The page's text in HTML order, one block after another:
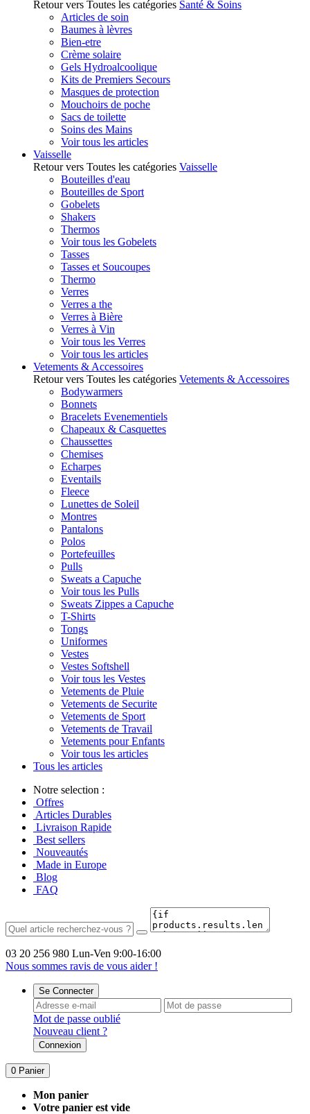
Retour vers Toutes les catégories Santé & Soins
Articles de soin
Baumes à lèvres
Bien-etre
Crème solaire
Gels Hydroalcoolique
Kits de Premiers Secours
Masques de protection
Mouchoirs de poche
Sacs de toilette
Soins des Mains
Voir tous les articles
Vaisselle
Retour vers Toutes les catégories Vaisselle
Bouteilles d'eau
Bouteilles de Sport
Gobelets
Shakers
Thermos
Voir tous les Gobelets
Tasses
Tasses et Soucoupes
Thermo
Verres
Verres a the
Verres à Bière
Verres à Vin
Voir tous les Verres
Voir tous les articles
Vetements & Accessoires
Retour vers Toutes les catégories Vetements & Accessoires
Bodywarmers
Bonnets
Bracelets Evenementiels
Chapeaux & Casquettes
Chaussettes
Chemises
Echarpes
Eventails
Fleece
Lunettes de Soleil
Montres
Pantalons
Polos
Portefeuilles
Pulls
Sweats a Capuche
Voir tous les Pulls
Sweats Zippes a Capuche
T-Shirts
Tongs
Uniformes
Vestes
Vestes Softshell
Voir tous les Vestes
Vetements de Pluie
Vetements de Securite
Vetements de Sport
Vetements de Travail
Vetements pour Enfants
Voir tous les articles
Tous les articles
Notre selection :
Offres
Articles Durables
Livraison Rapide
Best sellers
Nouveautés
Made in Europe
Blog
FAQ
03 20 256 980 Lun-Ven 9:00-16:00
Nous sommes ravis de vous aider !
Se Connecter
Mot de passe oublié
Nouveau client ?
Connexion
0 Panier
Mon panier
Votre panier est vide